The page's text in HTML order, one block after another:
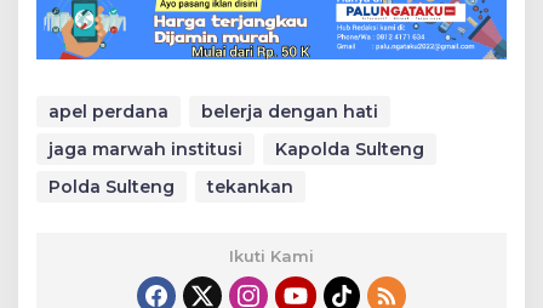
apel perdana
belerja dengan hati
jaga marwah institusi
Kapolda Sulteng
Polda Sulteng
tekankan
Ikuti Kami